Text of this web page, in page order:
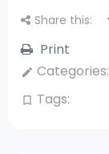
Share this:
Print
edit Categories:
bookmark_border Tags: